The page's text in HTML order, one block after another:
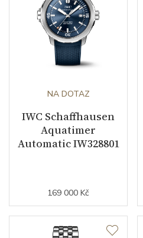
Doplňující údaje
Záruční doba
Modelová řada
NA DOTAZ
IWC Schaffhausen
Aquatimer
Automatic IW328801
169 000 Kč